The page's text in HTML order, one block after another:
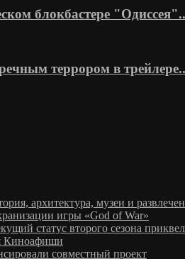
блокбастере
террором в
архитектура, музеи и
игры «God of War»
статус второго сезона
Киноафиши
совместный проект